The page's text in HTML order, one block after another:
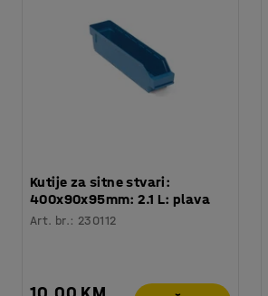
Kutije za sitne stvari:
400x90x95mm: 2.1 L: plava
Art. br.: 230112